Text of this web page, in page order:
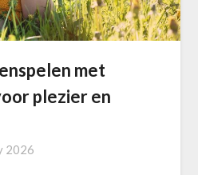
met
plezier en
2026